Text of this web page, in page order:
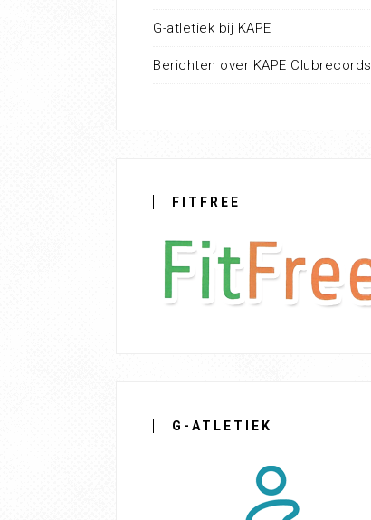
G-atletiek bij KAPE
Berichten over KAPE Clubrecords
FITFREE
G-ATLETIEK